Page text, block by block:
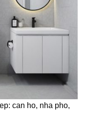
can ho, nha pho,